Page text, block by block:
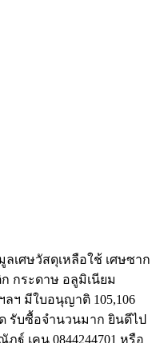
เศษวัสดุเหลือใช้ เศษซาก
กระดาษ อลูมิเนียม
ฯ มีใบอนุญาติ 105,106
รับซื้อจำนวนมาก ยินดีไป
เคน 0844244701 หรือ